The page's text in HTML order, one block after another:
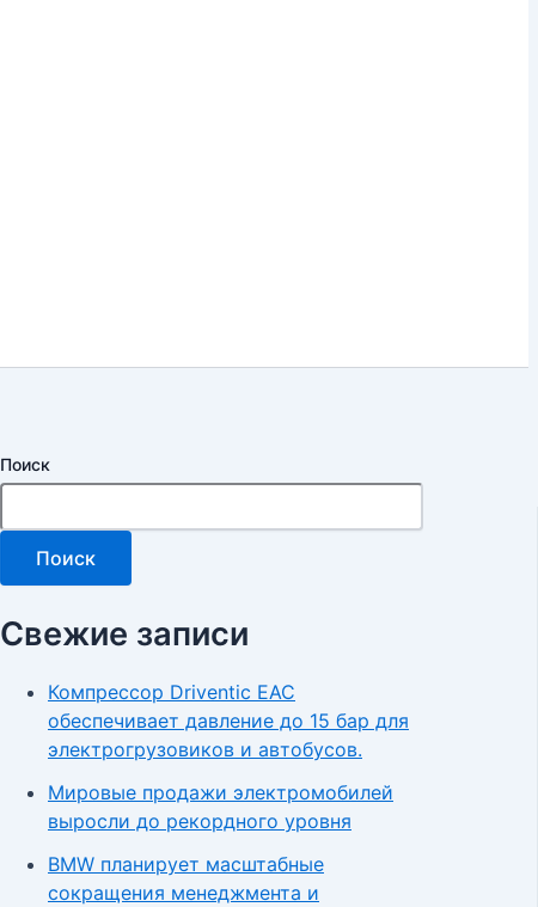
Поиск
Поиск
Свежие записи
Компрессор Driventic EAC
обеспечивает давление до 15 бар для
электрогрузовиков и автобусов.
Мировые продажи электромобилей
выросли до рекордного уровня
BMW планирует масштабные
сокращения менеджмента и